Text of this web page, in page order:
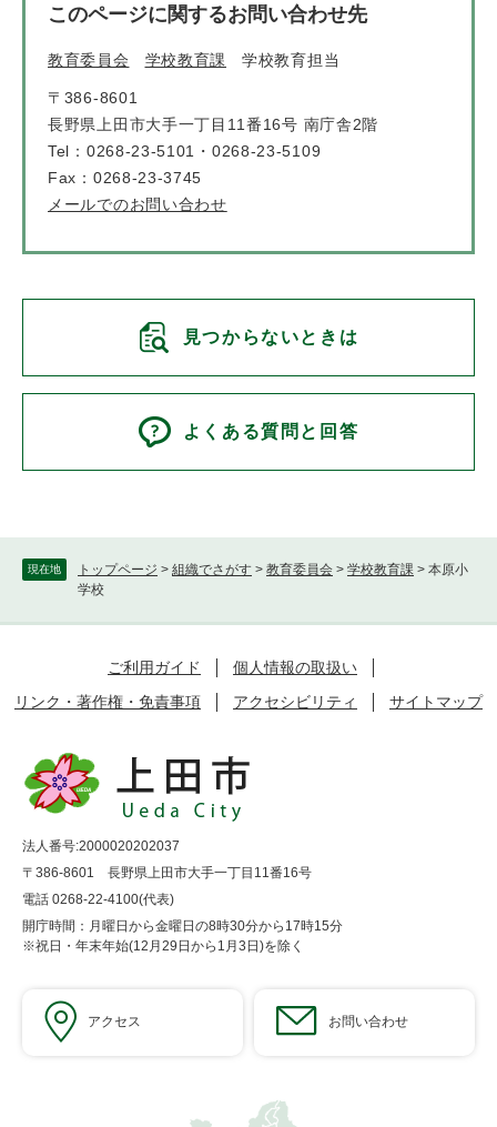
現在地 トップページ > 組織でさがす > 教育委員会 > 学校教育課 > 本原小
学校
このページに関するお問い合わせ先
教育委員会 学校教育課 学校教育担当
〒386-8601
長野県上田市大手一丁目11番16号 南庁舎2階
Tel：0268-23-5101・0268-23-5109
Fax：0268-23-3745
メールでのお問い合わせ
見つからないときは
よくある質問と回答
ご利用ガイド
個人情報の取扱い
リンク・著作権・免責事項
アクセシビリティ サイトマップ
法人番号:2000020202037
〒386-8601 長野県上田市大手一丁目11番16号
電話 0268-22-4100(代表)
開庁時間：月曜日から金曜日の8時30分から17時15分
※祝日・年末年始(12月29日から1月3日)を除く
アクセス お問い合わせ